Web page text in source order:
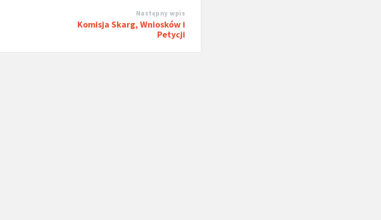
Następny wpis
Komisja Skarg, Wniosków i
Petycji